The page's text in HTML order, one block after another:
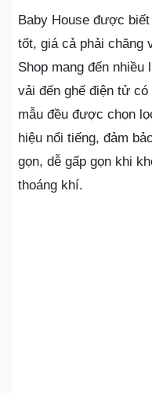
Baby House được
tốt, giá cả phải chăng
Shop mang đến
vải đến ghế điện tử
mẫu đều được chọn
hiệu nổi tiếng, đảm
gọn, dễ gấp gọn khi
thoáng khí.